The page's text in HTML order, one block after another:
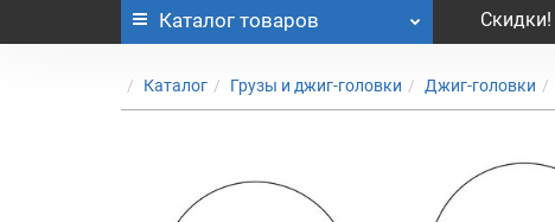
Каталог товаров Скидки!
Каталог Грузы и джиг-головки Джиг-головки